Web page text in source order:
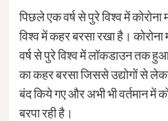
पिछले एक वर्ष से पुरे विश्व में
विश्व में कहर बरसा रखा है।
वर्ष से पुरे विश्व में लॉकडाउन तक
का कहर बरसा जिससे उद्योगों से
बंद किये गए और अभी भी वर्तमान में
बरपा रही है।